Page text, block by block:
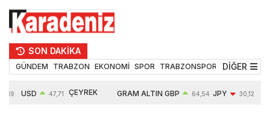
SON DAKİKA
GÜNDEM TRABZON EKONOMİ SPOR TRABZONSPOR TEKNOLOJİ
DİĞER
USD 47,71 ÇEYREK GRAM ALTIN GBP 64,54 JPY 30,12